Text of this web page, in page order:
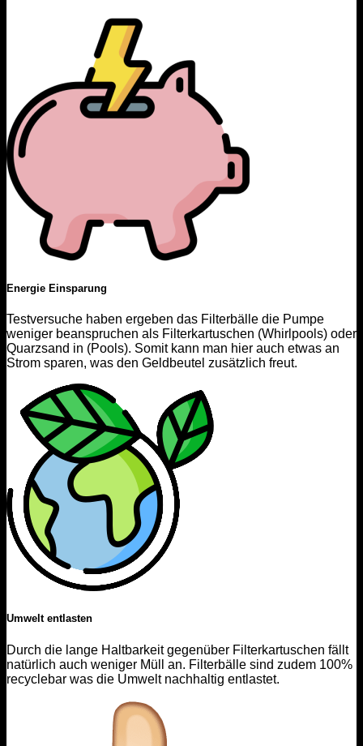
Energie Einsparung
Testversuche haben ergeben das Filterbälle die Pumpe
weniger beanspruchen als Filterkartuschen (Whirlpools) oder
Quarzsand in (Pools). Somit kann man hier auch etwas an
Strom sparen, was den Geldbeutel zusätzlich freut.
Umwelt entlasten
Durch die lange Haltbarkeit gegenüber Filterkartuschen fällt
natürlich auch weniger Müll an. Filterbälle sind zudem 100%
recyclebar was die Umwelt nachhaltig entlastet.